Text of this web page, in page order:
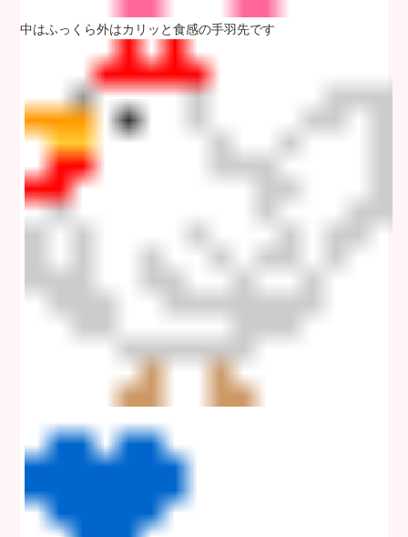
中はふっくら外はカリッと食感の手羽先です